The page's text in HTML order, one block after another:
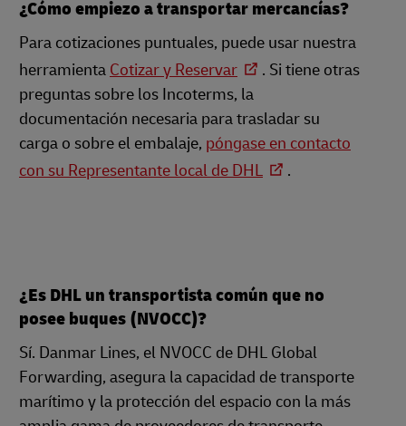
¿Cómo empiezo a transportar mercancías?
Para cotizaciones puntuales, puede usar nuestra
herramienta Cotizar y Reservar
. Si tiene otras
preguntas sobre los Incoterms, la
documentación necesaria para trasladar su
carga o sobre el embalaje, póngase en contacto
con su Representante local de DHL
.
¿Es DHL un transportista común que no
posee buques (NVOCC)?
Sí. Danmar Lines, el NVOCC de DHL Global
Forwarding, asegura la capacidad de transporte
marítimo y la protección del espacio con la más